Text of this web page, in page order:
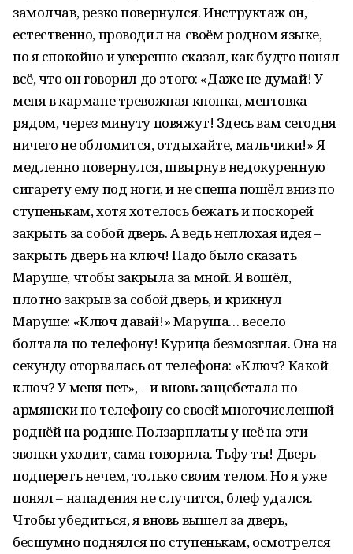
замолчав, резко повернулся. Инструктаж он,
естественно, проводил на своём родном языке,
но я спокойно и уверенно сказал, как будто понял
всё, что он говорил до этого: «Даже не думай! У
меня в кармане тревожная кнопка, ментовка
рядом, через минуту повяжут! Здесь вам сегодня
ничего не обломится, отдыхайте, мальчики!» Я
медленно повернулся, швырнув недокуренную
сигарету ему под ноги, и не спеша пошёл вниз по
ступенькам, хотя хотелось бежать и поскорей
закрыть за собой дверь. А ведь неплохая идея –
закрыть дверь на ключ! Надо было сказать
Маруше, чтобы закрыла за мной. Я вошёл,
плотно закрыв за собой дверь, и крикнул
Маруше: «Ключ давай!» Маруша… весело
болтала по телефону! Курица безмозглая. Она на
секунду оторвалась от телефона: «Ключ? Какой
ключ? У меня нет», – и вновь защебетала по-
армянски по телефону со своей многочисленной
роднёй на родине. Ползарплаты у неё на эти
звонки уходит, сама говорила. Тьфу ты! Дверь
подпереть нечем, только своим телом. Но я уже
понял – нападения не случится, блеф удался.
Чтобы убедиться, я вновь вышел за дверь,
бесшумно поднялся по ступенькам, осмотрелся